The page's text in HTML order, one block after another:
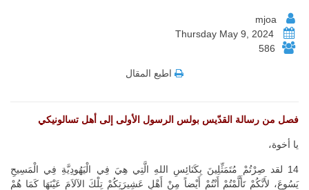
586
اطبع المقال
فصل من رسالة القدّيس بولس الرسول الأولى إلى أهل تسالونيكي
يا أخوة،
14 لقد صِرْتُمْ مُتَمَثِّلِينَ بِكَنَائِسِ اللهِ الَّتِي هِيَ فِي الْيَهُودِيَّةِ فِي الْمَسِيحِ
يَسُوعَ، لأَنَّكُمْ تَأَلَّمْتُمْ أَنْتُمْ أَيْضاً مِنْ أَهْلِ عَشِيرَتِكُمْ تِلْكَ الآلاَمَ عَيْنَهَا كَمَا هُمْ